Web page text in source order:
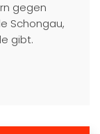
gegen
Schongau,
gibt.